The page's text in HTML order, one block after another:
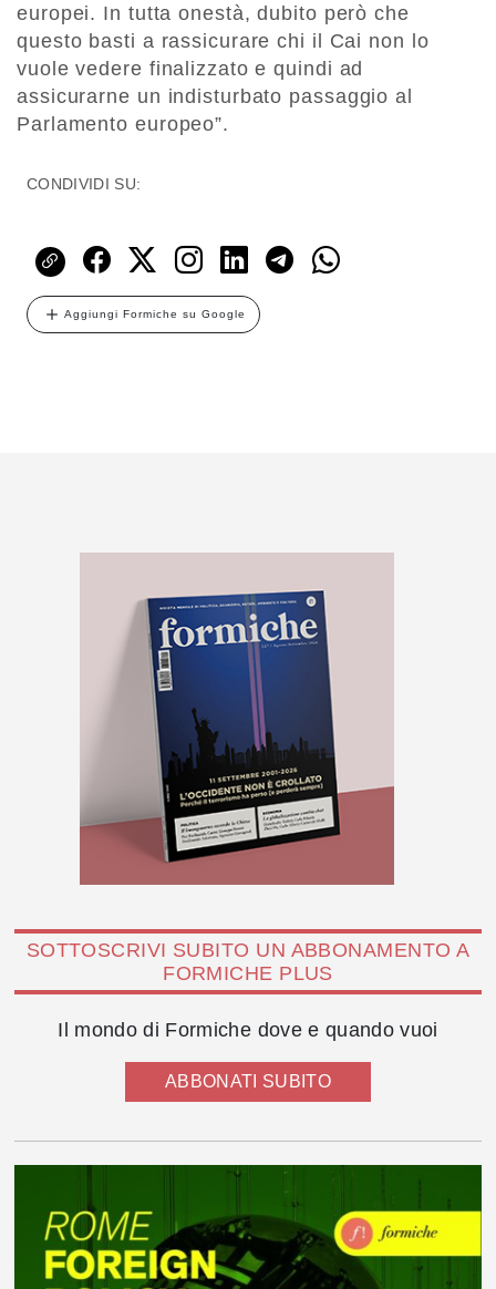
europei. In tutta onestà, dubito però che
questo basti a rassicurare chi il Cai non lo
vuole vedere finalizzato e quindi ad
assicurarne un indisturbato passaggio al
Parlamento europeo”.
CONDIVIDI SU:
Aggiungi Formiche su Google
SOTTOSCRIVI SUBITO UN ABBONAMENTO A
FORMICHE PLUS
Il mondo di Formiche dove e quando vuoi
ABBONATI SUBITO